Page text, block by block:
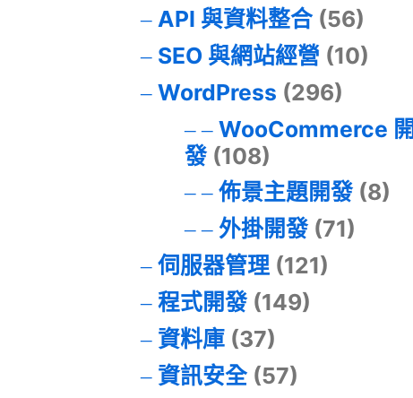
API 與資料整合(56)
SEO 與網站經營 (10)
WordPress (296)
WooCommerce 開
發(108)
佈景主題開發(8)
外掛開發(71)
伺服器管理(121)
程式開發(149)
資料庫(37)
資訊安全(57)